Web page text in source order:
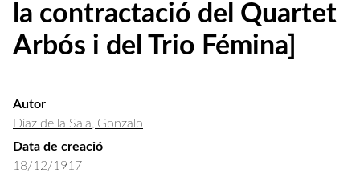
la contractació del Quartet
Arbós i del Trio Fémina]
Autor
Díaz de la Sala, Gonzalo
Data de creació
18/12/1917